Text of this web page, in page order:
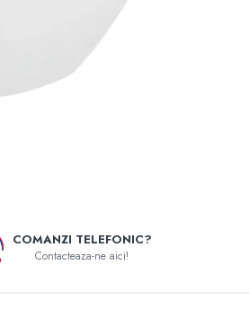
COMANZI TELEFONIC?
Contacteaza-ne aici!